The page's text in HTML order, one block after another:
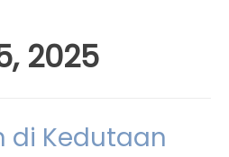
2025
di Kedutaan